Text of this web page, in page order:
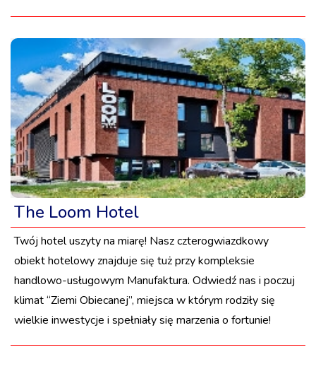
The Loom Hotel
Twój hotel uszyty na miarę! Nasz czterogwiazdkowy
obiekt hotelowy znajduje się tuż przy kompleksie
handlowo-usługowym Manufaktura. Odwiedź nas i poczuj
klimat “Ziemi Obiecanej”, miejsca w którym rodziły się
wielkie inwestycje i spełniały się marzenia o fortunie!